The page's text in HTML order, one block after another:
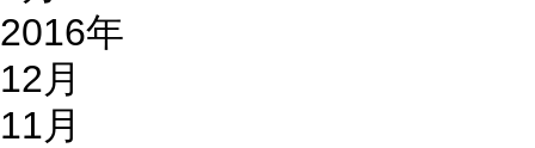
2016年
12月
11月